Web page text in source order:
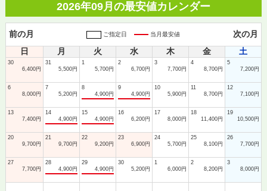
2026年09月の最安値カレンダー
前の月 ご指定日 当月最安値
次の月
日
月 火 水 木 金 土
30
6,400円
31
5,500円
1
5,700円
2
6,700円
3
7,700円
4
8,700円
5
7,200円
6
8,000円
7
5,200円
8
4,900円
9
4,900円
10
5,900円
11
8,700円
12
7,100円
13
7,400円
14
4,900円
15
4,900円
16
6,200円
17
8,000円
18
11,400円
19
10,500円
20
9,700円
21
9,700円
22
9,200円
23
6,900円
24
5,700円
25
8,100円
26
7,700円
27
7,700円
28
4,900円
29
4,900円
30
5,200円
1
6,000円
2
8,200円
3
8,000円